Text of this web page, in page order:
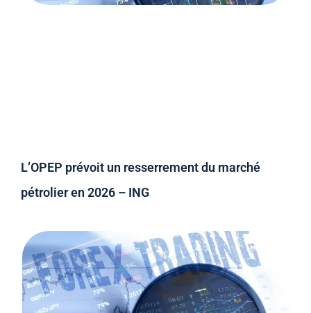
L’OPEP prévoit un resserrement du marché
pétrolier en 2026 – ING